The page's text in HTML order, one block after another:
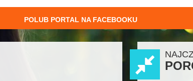
POLUB PORTAL NA FACEBOOKU